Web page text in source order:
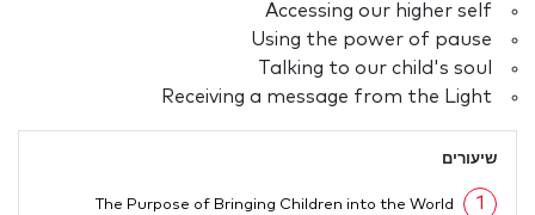
Accessing our higher self
Using the power of pause
Talking to our child's soul
Receiving a message from the Light
שיעורים
1
The Purpose of Bringing Children into the World